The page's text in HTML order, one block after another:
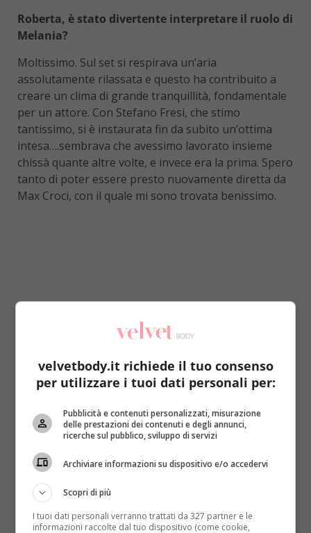
Roberta, è stato divertente interpretare il ruolo di
Melania?
Moltissimo. Sul set si respirava un’aria
assolutamente rilassata e questo ha contribuito a
creare un clima di grande tranquillità, fondamentale
per un attore. Con Stefano Fresi, che stimo
tantissimo, si è instaurata fin da subito un’ottima
intesa….sembrava che avessimo lavorato insieme
chissà quante altre volte, e invece era la prima. Spero
tanto di poter essere presto nuovamente diretta da
Max Croci, con il quale mi sono trovata benissimo.
Nel film Luca (Argentero) è un architetto bello,
Fresi) è un geometra sposato, con tre figli, molto
sovrappeso e perennemente a dieta…la vita di
coppia fa ingrassare?
Il problema non è la vita di coppia…sono le cattive
velvetbody.it richiede il tuo consenso
per utilizzare i tuoi dati personali per:
Pubblicità e contenuti personalizzati, misurazione
delle prestazioni dei contenuti e degli annunci,
ricerche sul pubblico, sviluppo di servizi
Archiviare informazioni su dispositivo e/o accedervi
Scopri di più
I tuoi dati personali verranno trattati da 327 partner e le
informazioni raccolte dal tuo dispositivo (come cookie,